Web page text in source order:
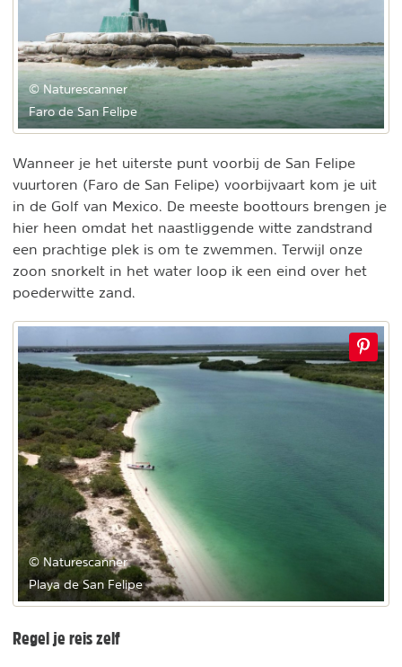
© Naturescanner
Faro de San Felipe
Wanneer je het uiterste punt voorbij de San Felipe
vuurtoren (Faro de San Felipe) voorbijvaart kom je uit
in de Golf van Mexico. De meeste boottours brengen je
hier heen omdat het naastliggende witte zandstrand
een prachtige plek is om te zwemmen. Terwijl onze
zoon snorkelt in het water loop ik een eind over het
poederwitte zand.
© Naturescanner
Playa de San Felipe
Regel je reis zelf